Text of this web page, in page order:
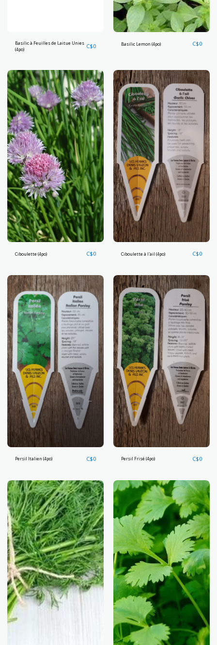
Basilic à Feuilles de Laitue Unies
(4po)
C$0 Basilic Lemon (4po) C$0
Ciboulette (4po) C$0 Ciboulette à l'ail (4po) C$0
Persil Italien (4po) C$0 Persil Frisé (4po) C$0